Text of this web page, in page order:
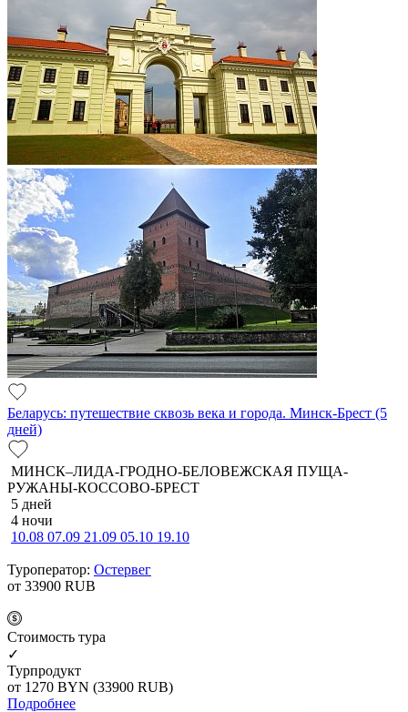
Беларусь: путешествие сквозь века и города. Минск-Брест (5
дней)
МИНСК–ЛИДА-ГРОДНО-БЕЛОВЕЖСКАЯ ПУЩА-
РУЖАНЫ-КОССОВО-БРЕСТ
5 дней
4 ночи
10.08 07.09 21.09 05.10 19.10
Туроператор: Остервег
от 33900 RUB
Cтоимость тура
✓
Турпродукт
от 1270 BYN (33900 RUB)
Подробнее